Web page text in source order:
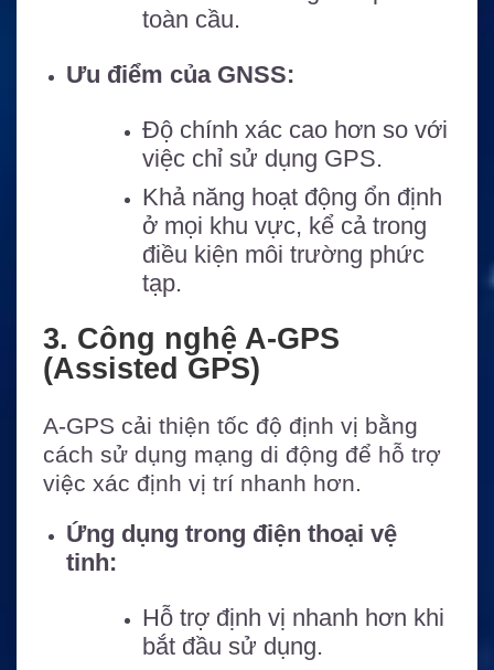
toàn cầu.
Ưu điểm của GNSS:
Độ chính xác cao hơn so với
việc chỉ sử dụng GPS.
Khả năng hoạt động ổn định
ở mọi khu vực, kể cả trong
điều kiện môi trường phức
tạp.
3. Công nghệ A-GPS
(Assisted GPS)
A-GPS cải thiện tốc độ định vị bằng
cách sử dụng mạng di động để hỗ trợ
việc xác định vị trí nhanh hơn.
Ứng dụng trong điện thoại vệ
tinh:
Hỗ trợ định vị nhanh hơn khi
bắt đầu sử dụng.